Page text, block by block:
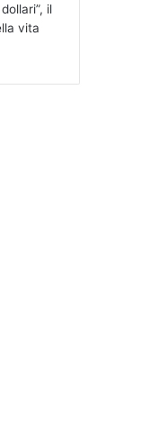
il
vita